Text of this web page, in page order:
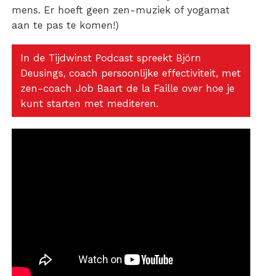
mens. Er hoeft geen zen-muziek of yogamat
aan te pas te komen!)
In de Tijdwinst Podcast spreekt Björn
Deusings, coach persoonlijke effectiviteit, met
zen-coach Job Baart de la Faille over hoe je
kunt starten met mediteren.